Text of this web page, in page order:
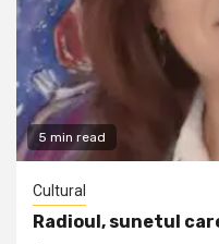
5 min read
Cultural
Radioul, sunetul